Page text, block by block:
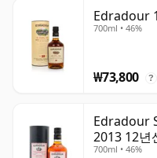
Edradour
700ml • 46%
₩73,800 ?
Edradour
2013 12년
700ml • 46%